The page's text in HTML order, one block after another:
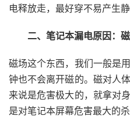
电释放走，最好穿不易产生
二、笔记本漏电原因：磁
磁场这个东西，我们一般是
钟也不会离开磁的。磁对人
来说是危害极大的，就拿对
是对笔记本屏幕危害最大的杀